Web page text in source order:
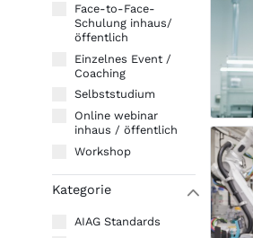
Face-to-Face-
Schulung inhaus/
öffentlich
Einzelnes Event /
Coaching
Selbststudium
Online webinar
inhaus / öffentlich
Workshop
Kategorie W
AIAG Standards